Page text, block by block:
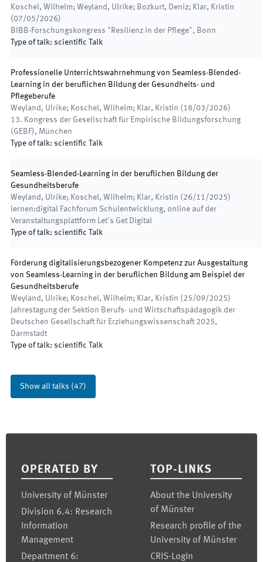
Koschel, Wilhelm; Weyland, Ulrike; Bozkurt, Deniz; Klar, Kristin
(07/05/2026)
BIBB-Forschungskongress "Resilienz in der Pflege", Bonn
Type of talk: scientific Talk
Professionelle Unterrichtswahrnehmung von Seamless-Blended-
Learning in der beruflichen Bildung der Gesundheits- und
Pflegeberufe
Weyland, Ulrike; Koschel, Wilhelm; Klar, Kristin ( 18/03/2026)
13. Kongress der Gesellschaft für Empirische Bildungsforschung
(GEBF), München
Type of talk: scientific Talk
Seamless-Blended-Learning in der beruflichen Bildung der
Gesundheitsberufe
Weyland, Ulrike; Koschel, Wilhelm; Klar, Kristin ( 26/11/2025)
lernen:digital Fachforum Schulentwicklung, online auf der
Veranstaltungsplattform Let's Get Digital
Type of talk: scientific Talk
Förderung digitalisierungsbezogener Kompetenz zur Ausgestaltung
von Seamless-Learning in der beruflichen Bildung am Beispiel der
Gesundheitsberufe
Weyland, Ulrike; Koschel, Wilhelm; Klar, Kristin ( 25/09/2025)
Jahrestagung der Sektion Berufs- und Wirtschaftspädagogik der
Deutschen Gesellschaft für Erziehungswissenschaft 2025,
Darmstadt
Type of talk: scientific Talk
Show all talks (47)
OPERATED BY
University of Münster
Division 6.4: Research
Information
Management
Department 6:
TOP-LINKS
About the University
of Münster
Research profile of the
University of Münster
CRIS-Login